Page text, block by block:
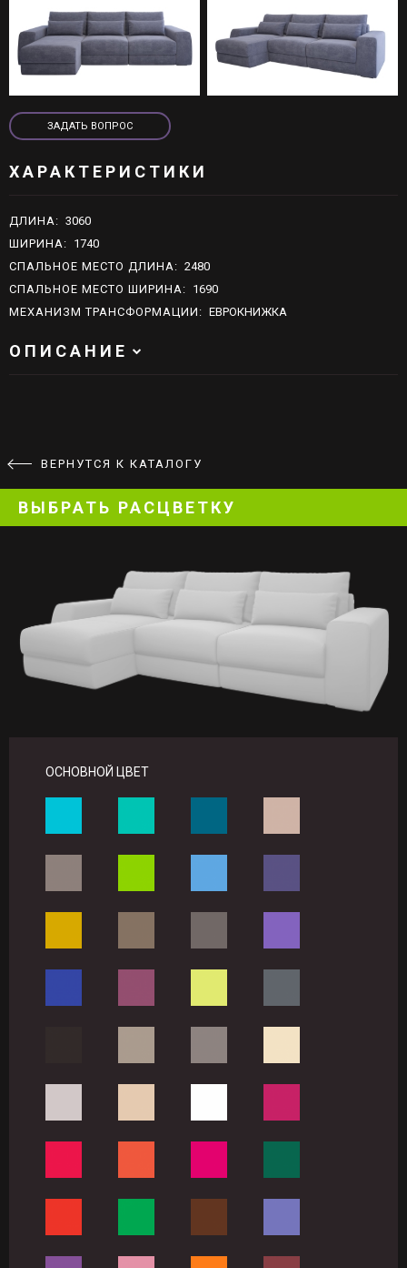
live:schn.moebel ЗАДАТЬ ВОПРОС
ЗАДАТЬ ВОПРОС
ХАРАКТЕРИСТИКИ
ДЛИНА: 3060
ШИРИНА: 1740
СПАЛЬНОЕ МЕСТО ДЛИНА: 2480
СПАЛЬНОЕ МЕСТО ШИРИНА: 1690
МЕХАНИЗМ ТРАНСФОРМАЦИИ : ЕВРОКНИЖКА
ОПИСАНИЕ
ВЕРНУТСЯ К КАТАЛОГУ
ВЫБРАТЬ РАСЦВЕТКУ
ОСНОВНОЙ ЦВЕТ